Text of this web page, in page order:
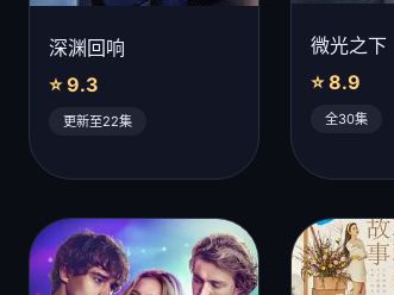
深渊回响
⭐ 9.3
更新至22集
微光之下
⭐ 8.9
全30集